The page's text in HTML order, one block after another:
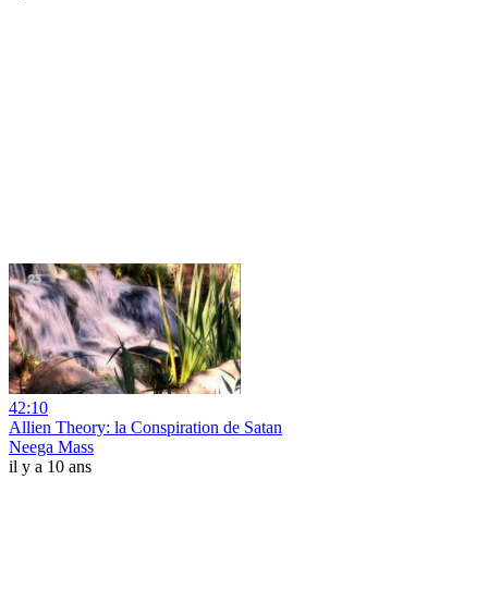
42:10
Allien Theory: la Conspiration de Satan
Neega Mass
il y a 10 ans